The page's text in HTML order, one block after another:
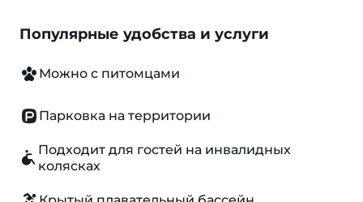
Популярные удобства и услуги
Можно с питомцами
Парковка на территории
Подходит для гостей на инвалидных
колясках